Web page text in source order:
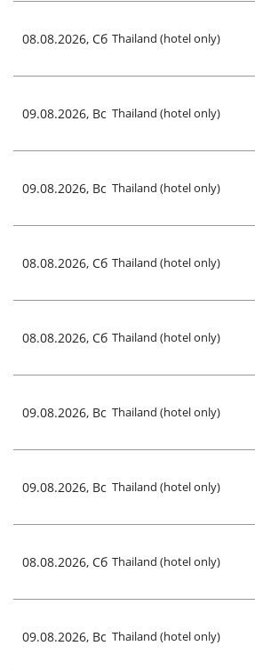
08.08.2026, Сб Thailand (hotel only)
09.08.2026, Вс Thailand (hotel only)
09.08.2026, Вс Thailand (hotel only)
08.08.2026, Сб Thailand (hotel only)
08.08.2026, Сб Thailand (hotel only)
09.08.2026, Вс Thailand (hotel only)
09.08.2026, Вс Thailand (hotel only)
08.08.2026, Сб Thailand (hotel only)
09.08.2026, Вс Thailand (hotel only)